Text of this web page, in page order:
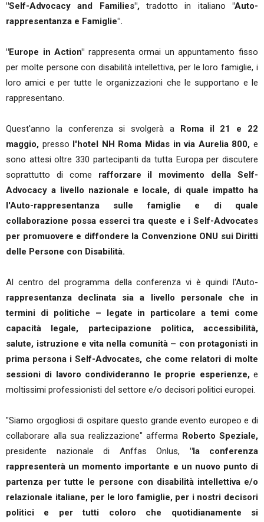
"Self-Advocacy and Families", tradotto in italiano "Auto-
rappresentanza e Famiglie".
"Europe in Action" rappresenta ormai un appuntamento fisso
per molte persone con disabilità intellettiva, per le loro famiglie, i
loro amici e per tutte le organizzazioni che le supportano e le
rappresentano.
Quest'anno la conferenza si svolgerà a Roma il 21 e 22
maggio, presso l'hotel NH Roma Midas in via Aurelia 800,e
sono attesi oltre 330 partecipanti da tutta Europa per discutere
soprattutto di come rafforzare il movimento della Self-
Advocacy a livello nazionale e locale, di quale impatto ha
l'Auto-rappresentanza sulle famiglie e di quale
collaborazione possa esserci tra queste e i Self-Advocates
per promuovere e diffondere la Convenzione ONU sui Diritti
delle Persone con Disabilità.
Al centro del programma della conferenza vi è quindi l'Auto-
rappresentanza declinata sia a livello personale che in
termini di politiche – legate in particolare a temi come
capacità legale, partecipazione politica, accessibilità,
salute, istruzione e vita nella comunità – con protagonisti in
prima persona i Self-Advocates, che come relatori di molte
sessioni di lavoro condivideranno le proprie esperienze, e
moltissimi professionisti del settore e/o decisori politici europei.
"Siamo orgogliosi di ospitare questo grande evento europeo e di
collaborare alla sua realizzazione" afferma Roberto Speziale,
presidente nazionale di Anffas Onlus, "la conferenza
rappresenterà un momento importante e un nuovo punto di
partenza per tutte le persone con disabilità intellettiva e/o
relazionale italiane, per le loro famiglie, per i nostri decisori
politici e per tutti coloro che quotidianamente si